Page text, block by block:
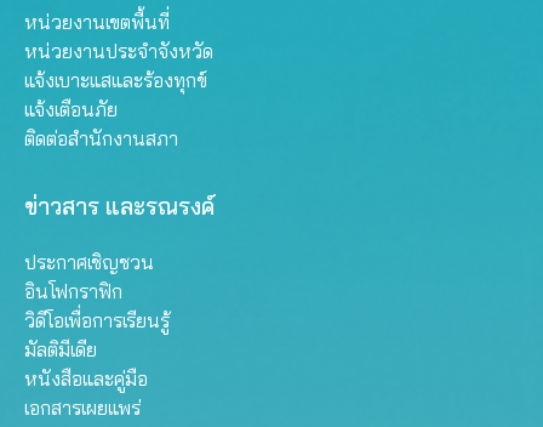
หน่วยงานเขตพื้นที่
หน่วยงานประจำจังหวัด
แจ้งเบาะแสและร้องทุกข์
แจ้งเตือนภัย
ติดต่อสำนักงานสภา
ข่าวสาร และรณรงค์
ประกาศเชิญชวน
อินโฟกราฟิก
วิดีโอเพื่อการเรียนรู้
มัลติมีเดีย
หนังสือและคู่มือ
เอกสารเผยแพร่